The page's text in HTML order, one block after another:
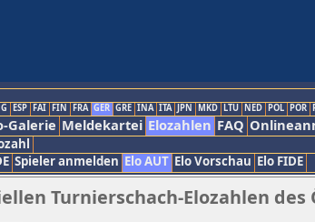
ESP FAI FIN FRA GER GRE INA ITA JPN MKD LTU NED POL POR
Galerie Meldekartei Elozahlen FAQ
Spieler anmelden Elo AUT Elo Vorschau Elo FIDE
Turnierschach-Elozahlen des